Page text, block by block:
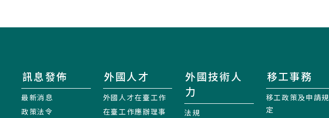
訊息發佈
最新消息
政策法令
外國人才
外國人才在臺工作
在臺工作應辦理事
外國技術人
力
法規
移工事務
移工政策及申請規
定